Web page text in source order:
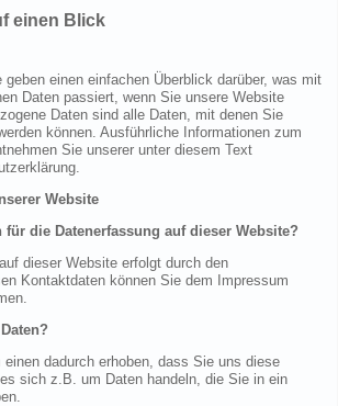
einen Blick
geben einen einfachen Überblick darüber, was mit
Daten passiert, wenn Sie unsere Website
Daten sind alle Daten, mit denen Sie
können. Ausführliche Informationen zum
Sie unserer unter diesem Text
Website
die Datenerfassung auf dieser Website?
dieser Website erfolgt durch den
Kontaktdaten können Sie dem Impressum
einen dadurch erhoben, dass Sie uns diese
sich z.B. um Daten handeln, die Sie in ein